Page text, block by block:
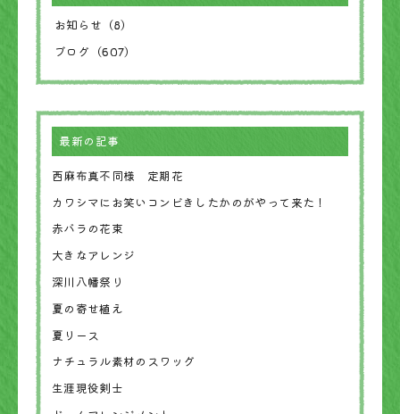
お知らせ（8）
ブログ（607）
最新の記事
西麻布真不同様 定期花
カワシマにお笑いコンビきしたかのがやって来た！
赤バラの花束
大きなアレンジ
深川八幡祭り
夏の寄せ植え
夏リース
ナチュラル素材のスワッグ
生涯現役剣士